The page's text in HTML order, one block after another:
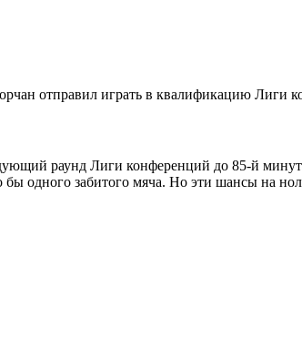
отправил играть в квалификацию Лиги
раунд Лиги конференций до 85-й
одного забитого мяча. Но эти шансы на